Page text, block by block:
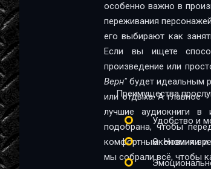
5_2
5_3
6_1
7_1
7_2
особенно важно в
переживания
его выбирают как
Если вы ищете
произведение или
Верн" будет идеальным
или отдыха. А главное
лучшие аудиокниги в
подобрана, чтобы
комфортным. Новинки и
мы собрали всё, чтобы
Преимущества
Удобство и
Экономия